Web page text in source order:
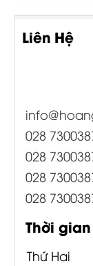
Liên Hệ
028
028
028
028
Thời
Thứ Hai